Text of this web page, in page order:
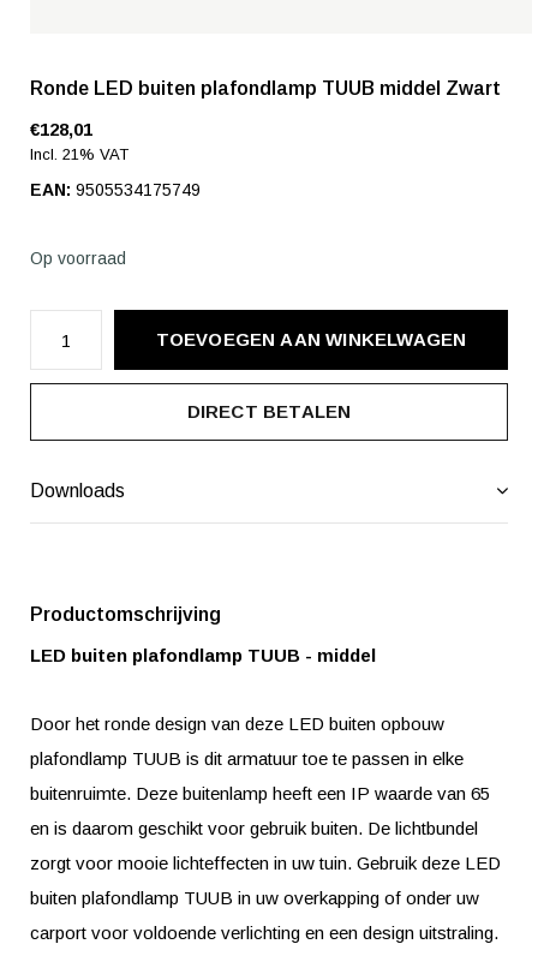
Ronde LED buiten plafondlamp TUUB middel Zwart
€128,01
Incl. 21% VAT
EAN: 9505534175749
Op voorraad
TOEVOEGEN AAN WINKELWAGEN
DIRECT BETALEN
Downloads
Productomschrijving
LED buiten plafondlamp TUUB - middel
Door het ronde design van deze LED buiten opbouw
plafondlamp TUUB is dit armatuur toe te passen in elke
buitenruimte. Deze buitenlamp heeft een IP waarde van 65
en is daarom geschikt voor gebruik buiten. De lichtbundel
zorgt voor mooie lichteffecten in uw tuin. Gebruik deze LED
buiten plafondlamp TUUB in uw overkapping of onder uw
carport voor voldoende verlichting en een design uitstraling.